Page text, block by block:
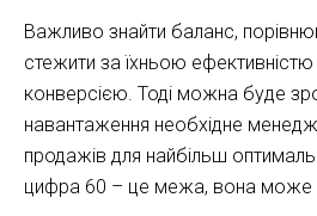
Важливо знайти баланс,
стежити за їхньою
конверсією. Тоді можна буде
навантаження необхідне
продажів для найбільш
цифра 60 – це межа, вона може